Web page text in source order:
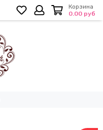
Корзина
0.00 руб